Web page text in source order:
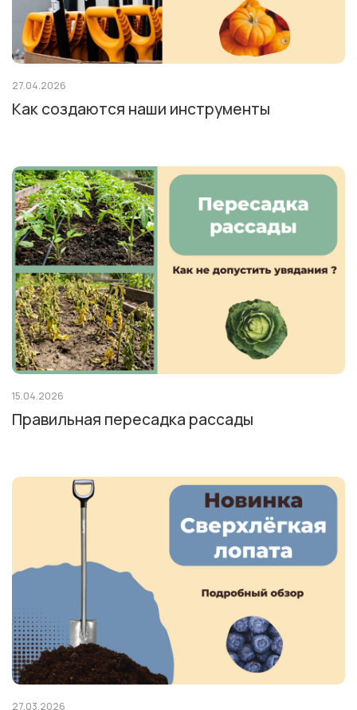
27.04.2026
Как создаются наши инструменты
15.04.2026
Правильная пересадка рассады
27.03.2026